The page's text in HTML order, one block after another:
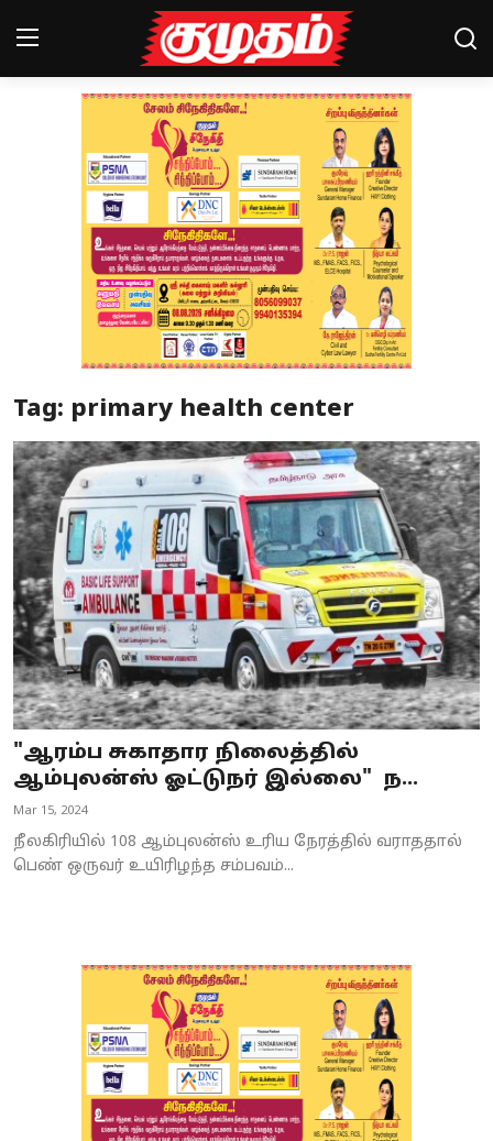
Magazines
Special Story
Business
Crime
Tamilnadu
National
World
Astrology
Spirituality
Weather
Tag: primary health center
"ஆரம்ப சுகாதார நிலைத்தில்
ஆம்புலன்ஸ் ஓட்டுநர் இல்லை" ந...
Mar 15, 2024
நீலகிரியில் 108 ஆம்புலன்ஸ் உரிய நேரத்தில் வராததால்
பெண் ஒருவர் உயிரிழந்த சம்பவம்...